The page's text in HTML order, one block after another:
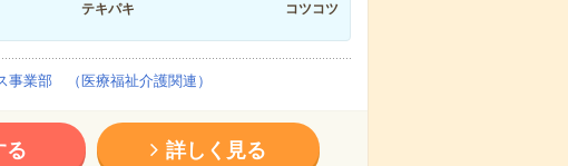
テキパキ
コツコツ
業部 （医療福祉介護関連）
る 詳しく見る